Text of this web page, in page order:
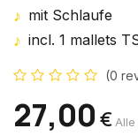
♪ mit Schlaufe
♪ incl. 1 mallets
(0
27,00 €Alle